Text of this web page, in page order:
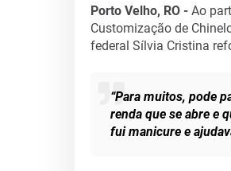
Porto Velho, RO - Ao
Customização de
federal Sílvia Cristina
“Para muitos, pode
renda que se abre e
fui manicure e